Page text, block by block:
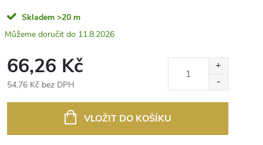
Skladem >20 m
11.8.2026
66,26 Kč
54,76 Kč bez DPH
VLOŽIT DO KOŠÍKU